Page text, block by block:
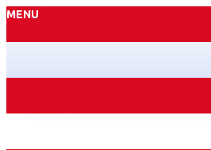
MENU